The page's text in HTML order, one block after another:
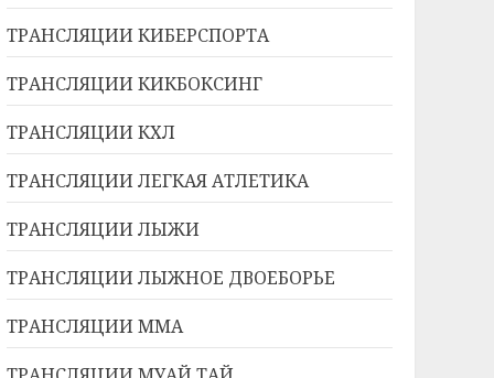
ТРАНСЛЯЦИИ КИБЕРСПОРТА
ТРАНСЛЯЦИИ КИКБОКСИНГ
ТРАНСЛЯЦИИ КХЛ
ТРАНСЛЯЦИИ ЛЕГКАЯ АТЛЕТИКА
ТРАНСЛЯЦИИ ЛЫЖИ
ТРАНСЛЯЦИИ ЛЫЖНОЕ ДВОЕБОРЬЕ
ТРАНСЛЯЦИИ ММА